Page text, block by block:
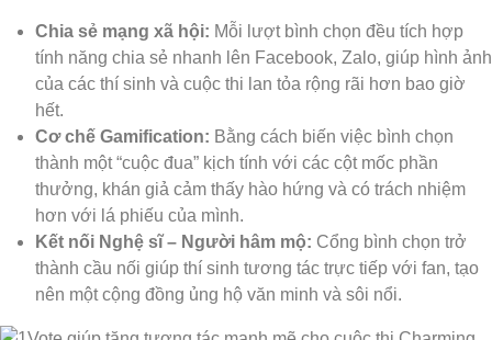
Chia sẻ mạng xã hội: Mỗi lượt bình chọn đều tích hợp
tính năng chia sẻ nhanh lên Facebook, Zalo, giúp hình ảnh
của các thí sinh và cuộc thi lan tỏa rộng rãi hơn bao giờ
hết.
Cơ chế Gamification: Bằng cách biến việc bình chọn
thành một “cuộc đua” kịch tính với các cột mốc phần
thưởng, khán giả cảm thấy hào hứng và có trách nhiệm
hơn với lá phiếu của mình.
Kết nối Nghệ sĩ – Người hâm mộ: Cổng bình chọn trở
thành cầu nối giúp thí sinh tương tác trực tiếp với fan, tạo
nên một cộng đồng ủng hộ văn minh và sôi nổi.